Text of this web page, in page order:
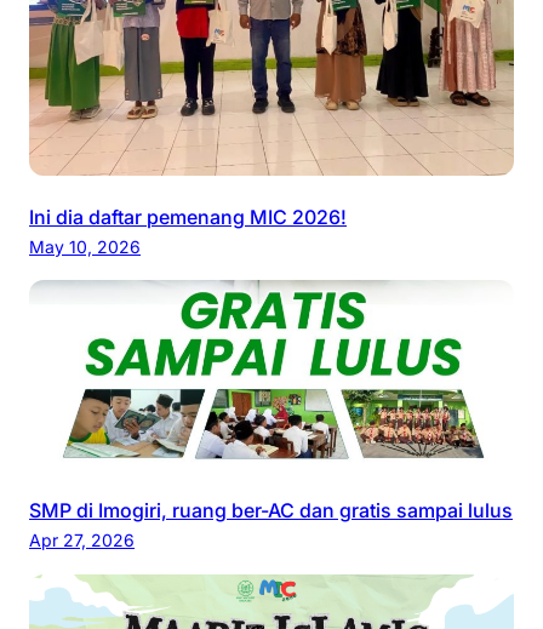
Ini dia daftar pemenang MIC 2026!
May 10, 2026
SMP di Imogiri, ruang ber-AC dan gratis sampai lulus
Apr 27, 2026